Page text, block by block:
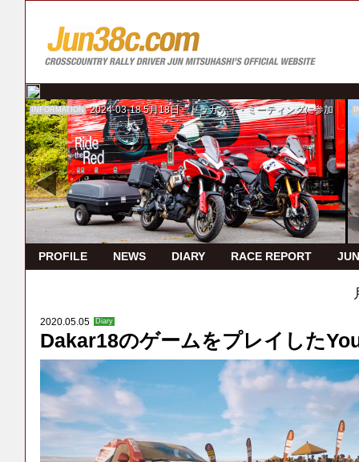
INFORMATION 2024-03-18 5月18日 ドゥカティ・ミーティングに参加
PROFILE NEWS DIARY RACE REPORT
2020.05.05 Diary
Dakar18のゲームをプレイした